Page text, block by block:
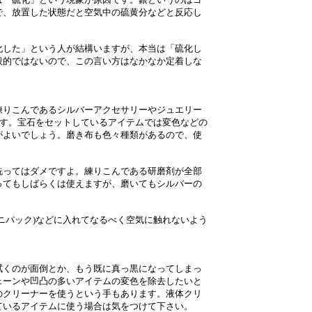
放置した状態だと空気中の硫黄分などと反応し
た」という人が結構いますが、本当は「硫化し
ではないので、この言い方はなかなか定着しな
こんであるシルバーアクセサリーやジュエリー
。宝石をセットしているアイテムでは変色などの
いでしょう。磨き布も色々種類があるので、使
てはダメですよ。練りこんである研磨剤が全部
もしばらくは使えますが、磨いてもシルバーの
ック)などに入れてなるべく空気に触れないよう
のが面倒とか、もう既に真っ黒になってしまっ
ンや凹凸の多いアイテムの変色を除去したいと
リーナーを使うという手もあります。液体クリ
るアイテムに使う場合は気をつけて下さい。